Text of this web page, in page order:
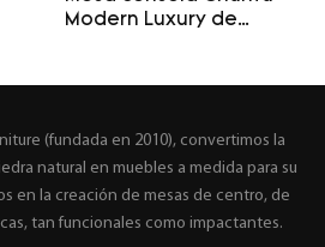
Modern Luxury de
(fundada en 2010), convertimos la
natural en muebles a medida para su
en la creación de mesas de centro, de
tan funcionales como impactantes.